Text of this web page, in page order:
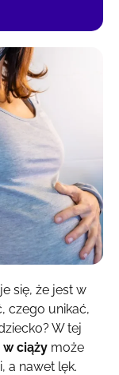
się, że jest w
czego unikać,
W tej
ciąży może
a nawet lęk.